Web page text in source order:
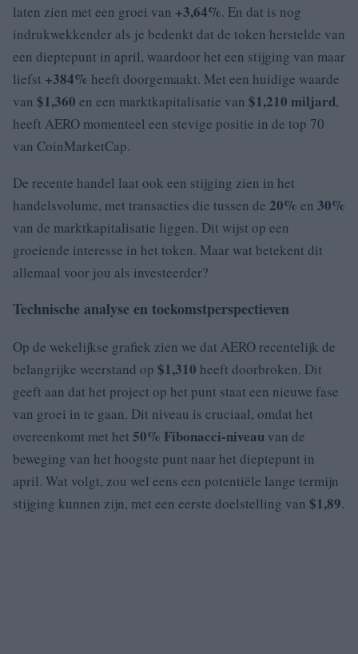
laten zien met een groei van +3,64%. En dat is nog
indrukwekkender als je bedenkt dat de token herstelde van
een dieptepunt in april, waardoor het een stijging van maar
liefst +384% heeft doorgemaakt. Met een huidige waarde
van $1,360 en een marktkapitalisatie van $1,210 miljard,
heeft AERO momenteel een stevige positie in de top 70
van CoinMarketCap.
De recente handel laat ook een stijging zien in het
handelsvolume, met transacties die tussen de 20% en 30%
van de marktkapitalisatie liggen. Dit wijst op een
groeiende interesse in het token. Maar wat betekent dit
allemaal voor jou als investeerder?
Technische analyse en toekomstperspectieven
Op de wekelijkse grafiek zien we dat AERO recentelijk de
belangrijke weerstand op $1,310 heeft doorbroken. Dit
geeft aan dat het project op het punt staat een nieuwe fase
van groei in te gaan. Dit niveau is cruciaal, omdat het
overeenkomt met het 50% Fibonacci-niveau van de
beweging van het hoogste punt naar het dieptepunt in
april. Wat volgt, zou wel eens een potentiële lange termijn
stijging kunnen zijn, met een eerste doelstelling van $1,89.